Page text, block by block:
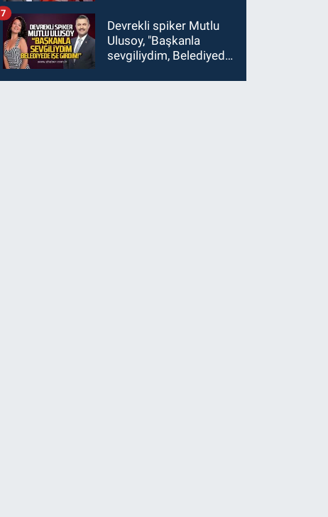
Devrekli spiker Mutlu
Ulusoy, "Başkanla
sevgiliydim, Belediyede
7